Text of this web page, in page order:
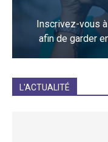
Inscrivez-vous
afin de garder
L'ACTUALITÉ